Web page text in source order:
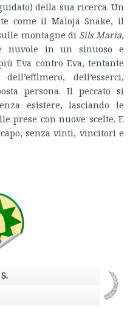
della sua ricerca. Un
come il Maloja Snake, il
montagne di Sils Maria,
nuvole in un sinuoso e
Eva contro Eva, tentante
dell’esserci,
persona. Il peccato si
esistere, lasciando le
prese con nuove scelte. E
senza vinti, vincitori e